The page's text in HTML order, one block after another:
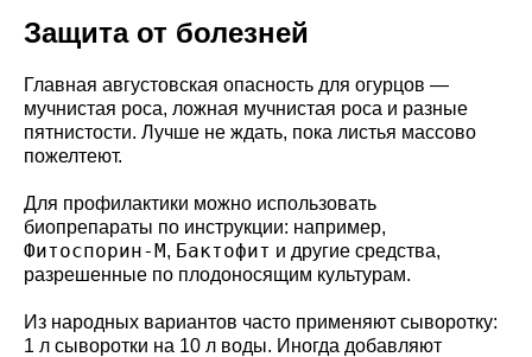
Защита от болезней
Главная августовская опасность для огурцов —
мучнистая роса, ложная мучнистая роса и разные
пятнистости. Лучше не ждать, пока листья массово
пожелтеют.
Для профилактики можно использовать
биопрепараты по инструкции: например,
Фитоспорин-М, Бактофит и другие средства,
разрешенные по плодоносящим культурам.
Из народных вариантов часто применяют сыворотку:
1 л сыворотки на 10 л воды. Иногда добавляют